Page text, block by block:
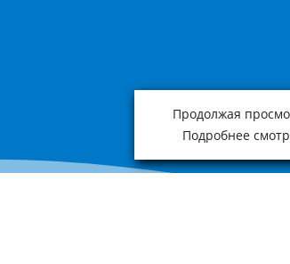
Продолжая
Подробнее